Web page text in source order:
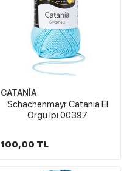
CATANİA
Schachenmayr Catania El
Örgü İpi 00397
100,00 TL